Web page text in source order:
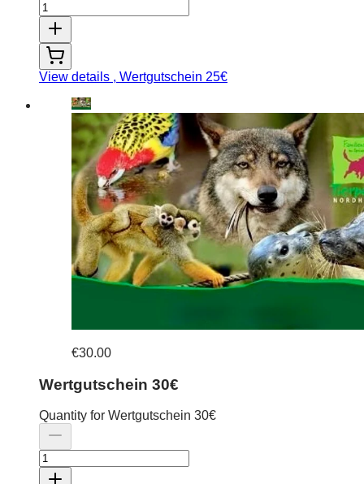
View details , Wertgutschein 25€
€30.00
Wertgutschein 30€
Quantity for Wertgutschein 30€